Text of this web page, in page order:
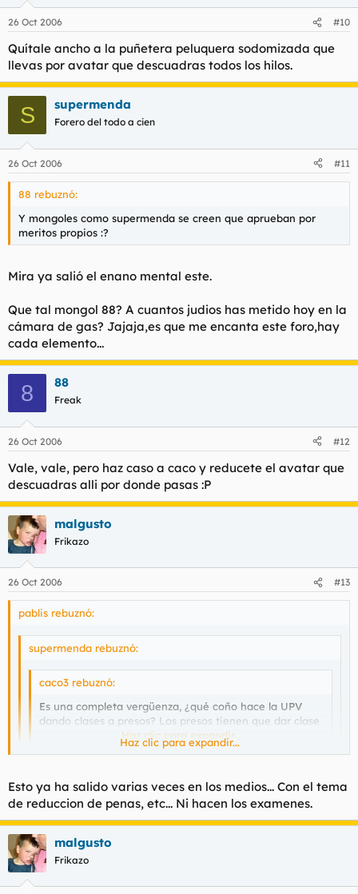
26 Oct 2006 #10
Quítale ancho a la puñetera peluquera sodomizada que
llevas por avatar que descuadras todos los hilos.
S supermenda
Forero del todo a cien
26 Oct 2006 #11
88 rebuznó:
Y mongoles como supermenda se creen que aprueban por
meritos propios :?
Mira ya salió el enano mental este.
Que tal mongol 88? A cuantos judios has metido hoy en la
cámara de gas? Jajaja,es que me encanta este foro,hay
cada elemento...
8 88
Freak
26 Oct 2006 #12
Vale, vale, pero haz caso a caco y reducete el avatar que
descuadras alli por donde pasas :P
malgusto
Frikazo
26 Oct 2006 #13
pablis rebuznó:
supermenda rebuznó:
caco3 rebuznó:
Es una completa vergüenza, ¿qué coño hace la UPV
dando clases a presos? Los presos tienen que dar clase
Haz clic para expandir...
como los cuatro mangantes "vaquillas".
Haz clic para expandir...
Esto ya ha salido varias veces en los medios... Con el tema
de reduccion de penas, etc... Ni hacen los examenes.
malgusto
Frikazo